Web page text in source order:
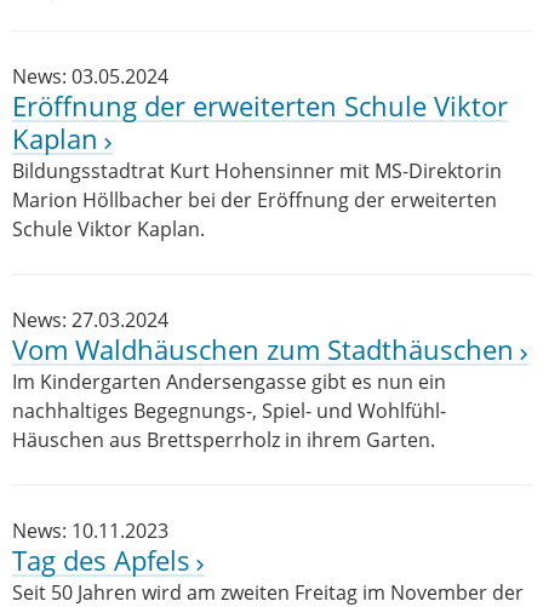
News: 03.05.2024
Eröffnung der erweiterten Schule Viktor
Kaplan
Bildungsstadtrat Kurt Hohensinner mit MS-Direktorin
Marion Höllbacher bei der Eröffnung der erweiterten
Schule Viktor Kaplan.
News: 27.03.2024
Vom Waldhäuschen zum Stadthäuschen
Im Kindergarten Andersengasse gibt es nun ein
nachhaltiges Begegnungs-, Spiel- und Wohlfühl-
Häuschen aus Brettsperrholz in ihrem Garten.
News: 10.11.2023
Tag des Apfels
Seit 50 Jahren wird am zweiten Freitag im November der